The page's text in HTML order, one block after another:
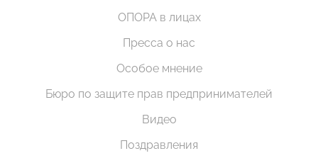
ОПОРА в лицах
Пресса о нас
Особое мнение
Бюро по защите прав предпринимателей
Видео
Поздравления